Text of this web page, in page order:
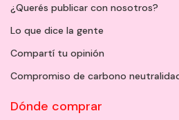
¿Querés publicar con nosotros?
Lo que dice la gente
Compartí tu opinión
Compromiso de carbono
Dónde comprar